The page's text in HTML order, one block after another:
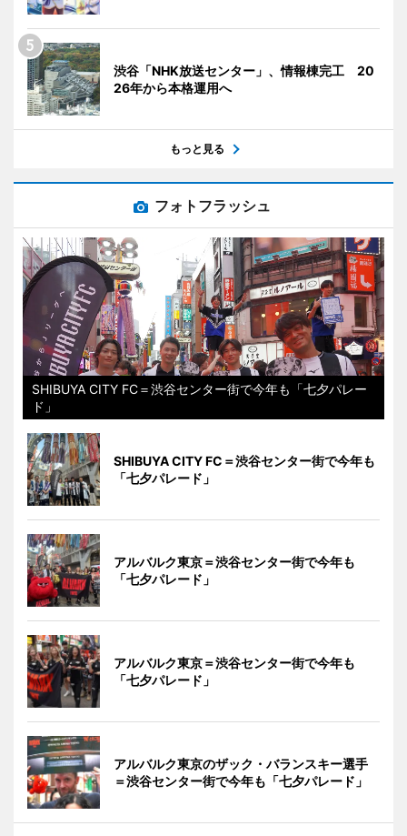
渋谷「NHK放送センター」、情報棟完工 20
26年から本格運用へ
もっと見る
フォトフラッシュ
SHIBUYA CITY FC＝渋谷センター街で今年も「七夕パレー
ド」
SHIBUYA CITY FC＝渋谷センター街で今年も
「七夕パレード」
アルバルク東京＝渋谷センター街で今年も
「七夕パレード」
アルバルク東京＝渋谷センター街で今年も
「七夕パレード」
アルバルク東京のザック・バランスキー選手
＝渋谷センター街で今年も「七夕パレード」